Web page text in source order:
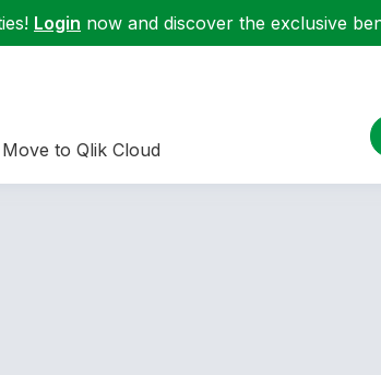
Login now and discover the exclusive
Move to Qlik Cloud